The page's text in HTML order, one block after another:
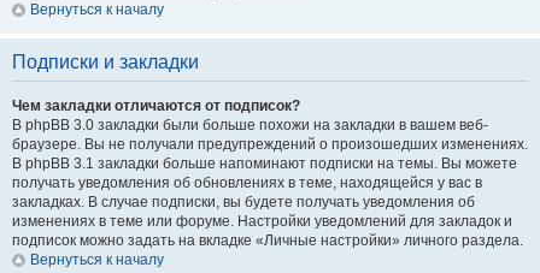
Вернуться к началу
Подписки и закладки
Чем закладки отличаются от подписок?
В phpBB 3.0 закладки были больше похожи на закладки в вашем веб-
браузере. Вы не получали предупреждений о произошедших изменениях.
В phpBB 3.1 закладки больше напоминают подписки на темы. Вы можете
получать уведомления об обновлениях в теме, находящейся у вас в
закладках. В случае подписки, вы будете получать уведомления об
изменениях в теме или форуме. Настройки уведомлений для закладок и
подписок можно задать на вкладке «Личные настройки» личного раздела.
Вернуться к началу